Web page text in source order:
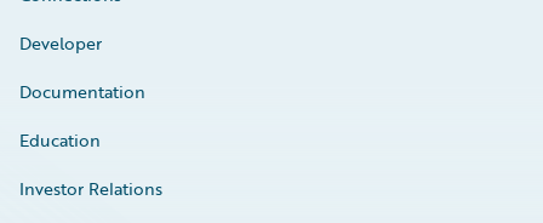
Developer
Documentation
Education
Investor Relations